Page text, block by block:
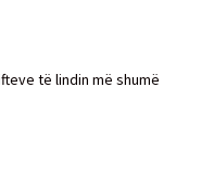
të lindin më shumë